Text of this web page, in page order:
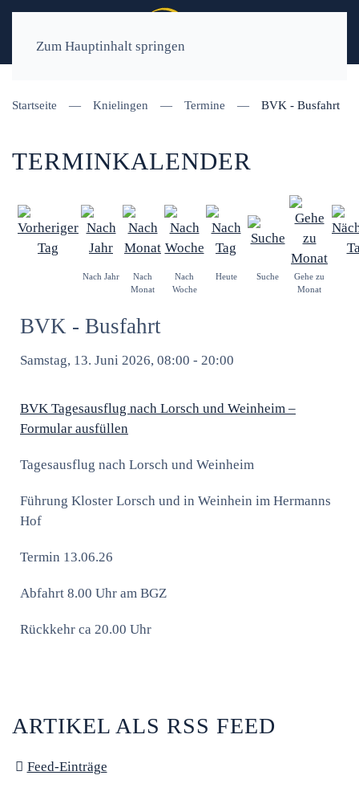
Zum Hauptinhalt springen
Startseite Knielingen Termine BVK - Busfahrt
TERMINKALENDER
Nach Jahr
Nach
Monat
Nach
Woche
Heute Suche
Gehe zu
Monat
BVK - Busfahrt
Samstag, 13. Juni 2026, 08:00 - 20:00
BVK Tagesausflug nach Lorsch und Weinheim –
Formular ausfüllen
Tagesausflug nach Lorsch und Weinheim
Führung Kloster Lorsch und in Weinhein im Hermanns
Hof
Termin 13.06.26
Abfahrt 8.00 Uhr am BGZ
Rückkehr ca 20.00 Uhr
ARTIKEL ALS RSS FEED
Feed-Einträge